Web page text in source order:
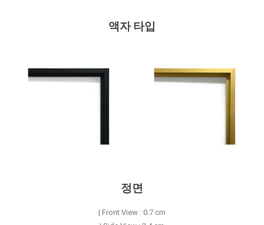
액자 타입
정면
| Front View : 0.7 cm